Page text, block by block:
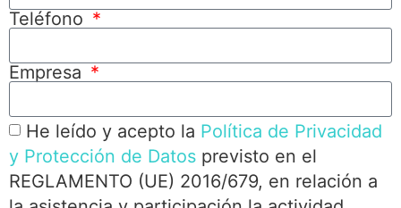
Teléfono
Empresa
He leído y acepto la Política de Privacidad
y Protección de Datos previsto en el
REGLAMENTO (UE) 2016/679, en relación a